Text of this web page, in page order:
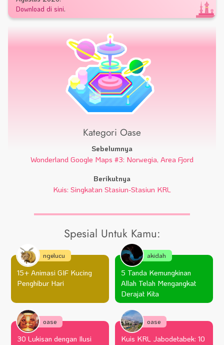
Download di sini.
Kategori Oase
Sebelumnya
Wonderland Google Maps #3: Norwegia, Area Fjord
Berikutnya
Kuis: Singkatan Stasiun-Stasiun KRL
Spesial Untuk Kamu:
15+ Animasi GIF Kucing
Penghibur Hari
ngelucu
5 Tanda Kemungkinan
Allah Telah Mengangkat
Derajat Kita
akidah
30 Lukisan dengan Ilusi
oase
Kuis KRL Jabodetabek: 10
oase